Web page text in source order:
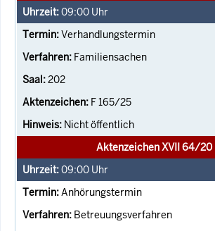
09:00 Uhr
Verhandlungstermin
Familiensachen
202
F 165/25
Nicht öffentlich
Aktenzeichen XVII 64/20
09:00 Uhr
Anhörungstermin
Betreuungsverfahren